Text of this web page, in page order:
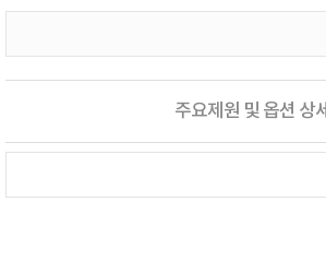
주요제원 및 옵션 상